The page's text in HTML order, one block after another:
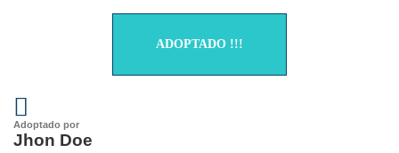
ADOPTADO !!!
Adoptado por
Jhon Doe